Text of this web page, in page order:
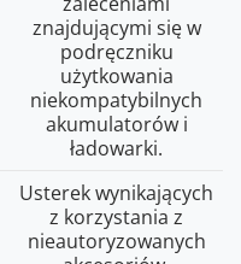
znajdującymi się w
podręczniku
użytkowania
niekompatybilnych
akumulatorów i
ładowarki.
Usterek wynikających
z korzystania z
nieautoryzowanych